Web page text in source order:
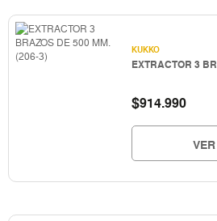
KUKKO
EXTRACTOR 3
$914.990